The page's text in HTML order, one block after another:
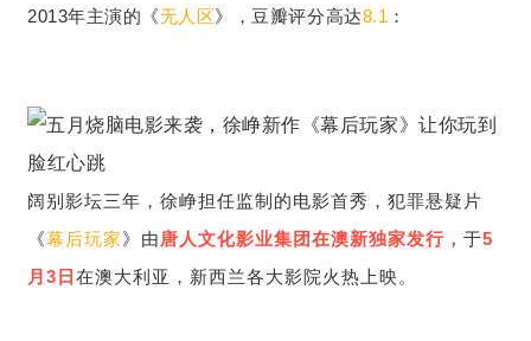
2013年主演的《无人区》，豆瓣评分高达8.1 ：
阔别影坛三年，徐峥担任监制的电影首秀，犯罪悬疑片
《幕后玩家》由唐人文化影业集团在澳新独家发行， 于5
月3日 在澳大利亚，新西兰各大影院火热上映。